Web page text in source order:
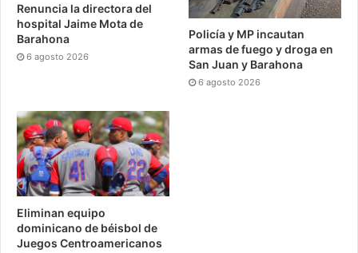
Renuncia la directora del
hospital Jaime Mota de
Barahona
6 agosto 2026
Policía y MP incautan
armas de fuego y droga en
San Juan y Barahona
6 agosto 2026
Eliminan equipo
dominicano de béisbol de
Juegos Centroamericanos